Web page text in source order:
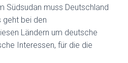
Südsudan muss Deutschland
geht bei den
Ländern um deutsche
Interessen, für die die